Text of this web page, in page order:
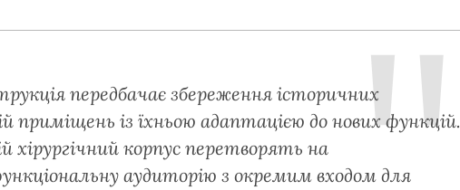
передбачає збереження історичних
приміщень із їхньою адаптацією до нових функцій.
хірургічний корпус перетворять на
аудиторію з окремим входом для